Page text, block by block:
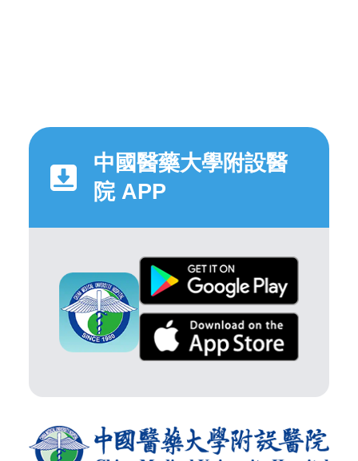
中國醫藥大學附設醫
院 APP